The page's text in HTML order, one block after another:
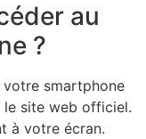
au
?
votre smartphone
le site web officiel.
à votre écran.